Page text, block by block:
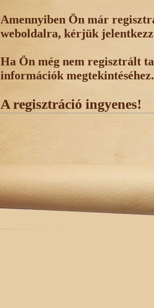
Amennyiben Ön már
weboldalra, kérjük
Ha Ön még nem regisztrált
információk megtekintéséhez.
A regisztráció ingyenes!